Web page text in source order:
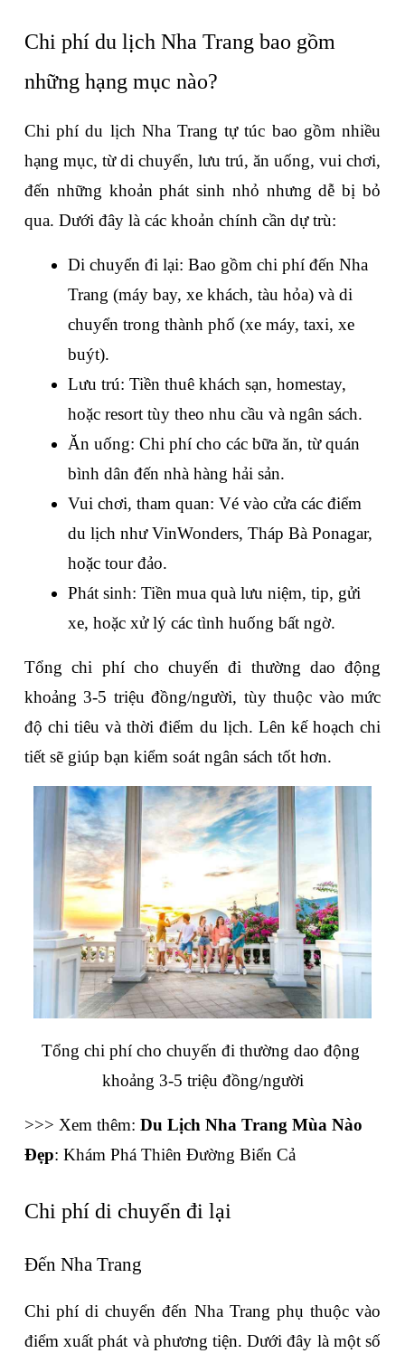
Chi phí du lịch Nha Trang bao gồm
những hạng mục nào?
Chi phí du lịch Nha Trang tự túc bao gồm nhiều
hạng mục, từ di chuyển, lưu trú, ăn uống, vui chơi,
đến những khoản phát sinh nhỏ nhưng dễ bị bỏ
qua. Dưới đây là các khoản chính cần dự trù:
Di chuyển đi lại: Bao gồm chi phí đến Nha
Trang (máy bay, xe khách, tàu hỏa) và di
chuyển trong thành phố (xe máy, taxi, xe
buýt).
Lưu trú: Tiền thuê khách sạn, homestay,
hoặc resort tùy theo nhu cầu và ngân sách.
Ăn uống: Chi phí cho các bữa ăn, từ quán
bình dân đến nhà hàng hải sản.
Vui chơi, tham quan: Vé vào cửa các điểm
du lịch như VinWonders, Tháp Bà Ponagar,
hoặc tour đảo.
Phát sinh: Tiền mua quà lưu niệm, tip, gửi
xe, hoặc xử lý các tình huống bất ngờ.
Tổng chi phí cho chuyến đi thường dao động
khoảng 3-5 triệu đồng/người, tùy thuộc vào mức
độ chi tiêu và thời điểm du lịch. Lên kế hoạch chi
tiết sẽ giúp bạn kiểm soát ngân sách tốt hơn.
Tổng chi phí cho chuyến đi thường dao động
khoảng 3-5 triệu đồng/người
>>> Xem thêm: Du Lịch Nha Trang Mùa Nào
Đẹp: Khám Phá Thiên Đường Biển Cả
Chi phí di chuyển đi lại
Đến Nha Trang
Chi phí di chuyển đến Nha Trang phụ thuộc vào
điểm xuất phát và phương tiện. Dưới đây là một số